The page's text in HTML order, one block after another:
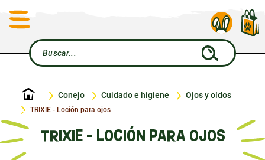
Inicio Conejo Cuidado e higiene Ojos y oídos
TRIXIE - Loción para ojos
TRIXIE - LOCIÓN PARA OJOS